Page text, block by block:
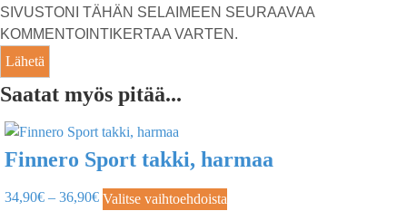
SIVUSTONI TÄHÄN SELAIMEEN SEURAAVAA
KOMMENTOINTIKERTAA VARTEN.
Saatat myös pitää...
Finnero Sport takki, harmaa
34,90€ – 36,90€ Valitse vaihtoehdoista